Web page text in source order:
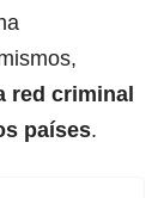
red criminal
países.